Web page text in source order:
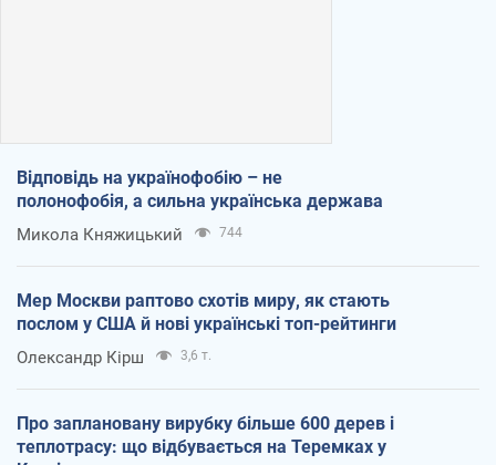
Відповідь на українофобію – не
полонофобія, а сильна українська держава
Микола Княжицький 744
Мер Москви раптово схотів миру, як стають
послом у США й нові українські топ-рейтинги
Олександр Кірш 3,6 т.
Про заплановану вирубку більше 600 дерев і
теплотрасу: що відбувається на Теремках у